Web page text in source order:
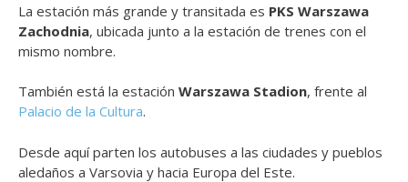
La estación más grande y transitada es PKS Warszawa
Zachodnia, ubicada junto a la estación de trenes con el
mismo nombre.
También está la estación Warszawa Stadion, frente al
Palacio de la Cultura.
Desde aquí parten los autobuses a las ciudades y pueblos
aledaños a Varsovia y hacia Europa del Este.